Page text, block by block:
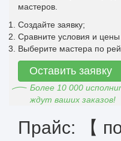
мастеров.
Создайте заявку;
Сравните условия и цены
Выберите мастера по
Оставить заявку
Более 10 000
ждут ваших заказов!
Прайс: 【